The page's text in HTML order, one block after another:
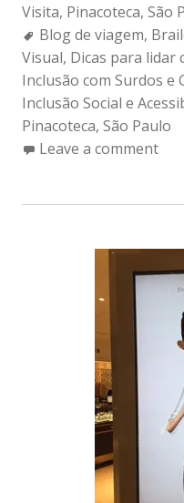
Visita, Pinacoteca, São
Tags:
Blog de viagem,
Visual, Dicas para lidar
Inclusão com Surdos e
Inclusão Social e
Pinacoteca, São Paulo
Leave a comment